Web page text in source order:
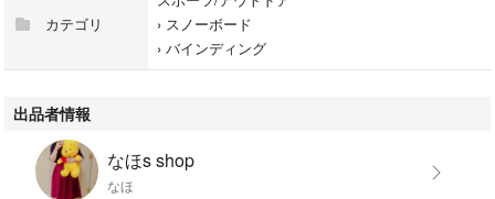
箱は捨てたので、傷つかないよう梱包し、発送します。
匿名配送にするので、安心かと思います。
◇初心者から中級者まで幅広いカテゴリーに対応。支持率NO.1のオール
カテゴリ
› スノーボード
› バインディング
出品者情報
なほs shop
なほ